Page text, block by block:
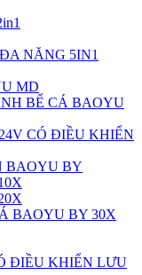
NĂNG 5IN1
MD
BỂ CÁ BAOYU
CÓ ĐIỀU KHIỂN
BAOYU BY
BAOYU BY 30X
ĐIỀU KHIỂN LƯU